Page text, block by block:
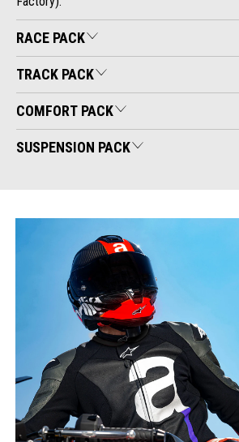
RACE PACK
TRACK PACK
COMFORT PACK
SUSPENSION PACK